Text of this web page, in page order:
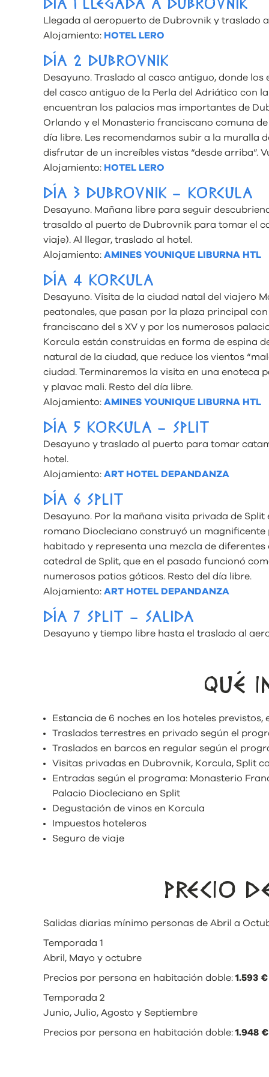
DÍA 1 LLEGADA A DUBROVNIK
Llegada al aeropuerto de Dubrovnik y traslado
Alojamiento: HOTEL LERO
DÍA 2 DUBROVNIK
Desayuno. Traslado al casco antiguo, donde
del casco antiguo de la Perla del Adriático con
encuentran los palacios mas importantes de
Orlando y el Monasterio franciscano comuna
día libre. Les recomendamos subir a la muralla
disfrutar de un increíbles vistas “desde arriba”.
Alojamiento: HOTEL LERO
DÍA 3 DUBROVNIK – KORCULA
Desayuno. Mañana libre para seguir
trasaldo al puerto de Dubrovnik para tomar el
viaje). Al llegar, traslado al hotel.
Alojamiento: AMINES YOUNIQUE LIBURNA HTL
DÍA 4 KORCULA
Desayuno. Visita de la ciudad natal del viajero
peatonales, que pasan por la plaza principal
franciscano del s XV y por los numerosos
Korcula están construidas en forma de espina
natural de la ciudad, que reduce los vientos
ciudad. Terminaremos la visita en una enoteca
y plavac mali. Resto del día libre.
Alojamiento: AMINES YOUNIQUE LIBURNA HTL
DÍA 5 KORCULA – SPLIT
Desayuno y traslado al puerto para tomar
hotel.
Alojamiento: ART HOTEL DEPANDANZA
DÍA 6 SPLIT
Desayuno. Por la mañana visita privada de Split
romano Diocleciano construyó un
habitado y representa una mezcla de
catedral de Split, que en el pasado funcionó
numerosos patios góticos. Resto del día libre.
Alojamiento: ART HOTEL DEPANDANZA
DÍA 7 SPLIT – SALIDA
Desayuno y tiempo libre hasta el traslado al
QUÉ
Estancia de 6 noches en los hoteles
Traslados terrestres en privado según el
Traslados en barcos en regular según el
Visitas privadas en Dubrovnik, Korcula, Split
Entradas según el programa: Monasterio
Palacio Diocleciano en Split
Degustación de vinos en Korcula
Impuestos hoteleros
Seguro de viaje
PRECIO
Salidas diarias mínimo personas de Abril a
Temporada 1
Abril, Mayo y octubre
Precios por persona en habitación doble: 1.593 €
Temporada 2
Junio, Julio, Agosto y Septiembre
Precios por persona en habitación doble: 1.948 €